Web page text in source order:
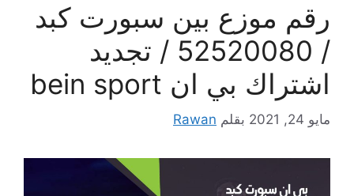
رقم موزع بين سبورت كبد
/ 52520080 / تجديد
اشتراك بي ان bein sport
مايو 24, 2021 بقلم Rawan